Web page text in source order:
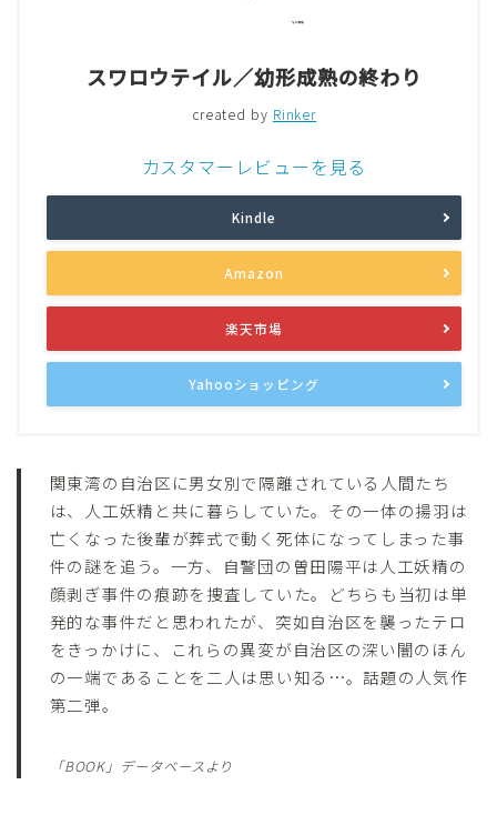
スワロウテイル／幼形成熟の終わり
created by Rinker
カスタマーレビューを見る
Kindle
Amazon
楽天市場
Yahooショッピング
関東湾の自治区に男女別で隔離されている人間たち
は、人工妖精と共に暮らしていた。その一体の揚羽は
亡くなった後輩が葬式で動く死体になってしまった事
件の謎を追う。一方、自警団の曽田陽平は人工妖精の
顔剥ぎ事件の痕跡を捜査していた。どちらも当初は単
発的な事件だと思われたが、突如自治区を襲ったテロ
をきっかけに、これらの異変が自治区の深い闇のほん
の一端であることを二人は思い知る…。話題の人気作
第二弾。
「BOOK」データベースより